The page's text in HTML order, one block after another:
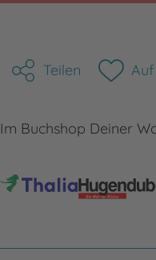
Bild vergrößern
Teilen
Im Buchshop Deiner